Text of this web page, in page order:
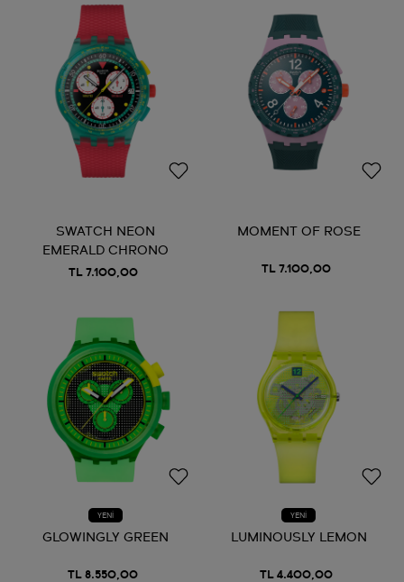
SWATCH NEON
EMERALD CHRONO
TL 7.100,00
MOMENT OF ROSE
TL 7.100,00
YENİ
GLOWINGLY GREEN
TL 8.550,00
YENİ
LUMINOUSLY LEMON
TL 4.400,00